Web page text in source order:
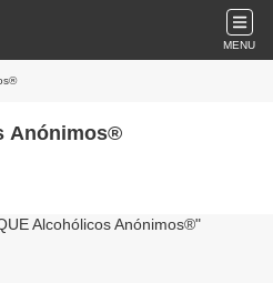
MENU
Anónimos®